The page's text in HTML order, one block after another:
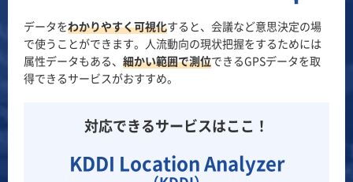
データをわかりやすく可視化すると、会議など意思決定の場
で使うことができます。人流動向の現状把握をするためには
属性データもある、 細かい範囲で測位できるGPSデータを取
得できるサービスがおすすめ。
対応できるサービスはここ！
KDDI Location Analyzer